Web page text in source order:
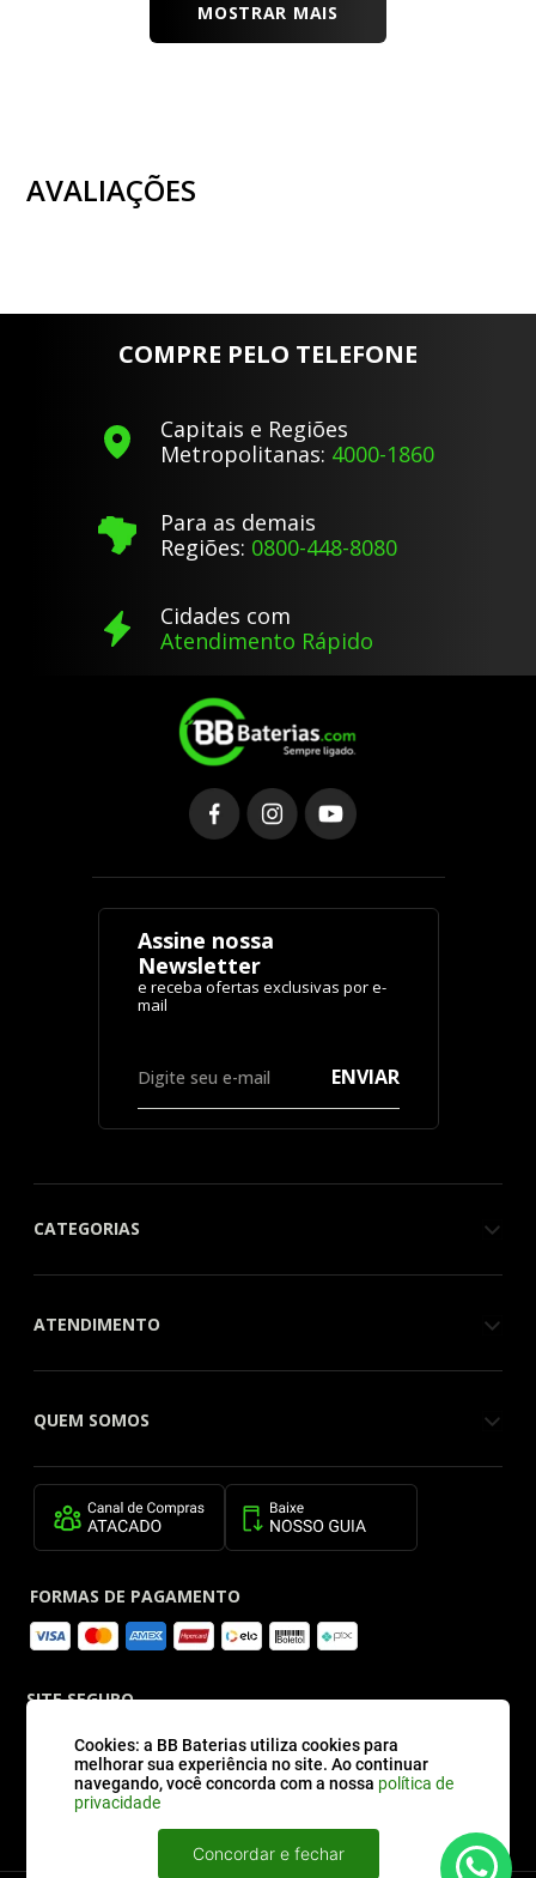
Cookies: a BB Baterias utiliza cookies para
melhorar sua experiência no site. Ao continuar
navegando, você concorda com a nossa política de
privacidade
Concordar e fechar
MOSTRAR MAIS
AVALIAÇÕES
COMPRE PELO TELEFONE
Capitais e Regiões
Metropolitanas: 4000-1860
Para as demais
Regiões: 0800-448-8080
Cidades com
Atendimento Rápido
Assine nossa
Newsletter
ENVIAR
CATEGORIAS
ATENDIMENTO
QUEM SOMOS
FORMAS DE PAGAMENTO
SITE SEGURO